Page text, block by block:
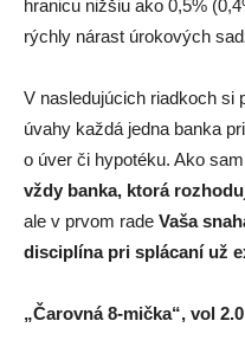
hranicu nižšiu ako 0,5%
rýchly nárast úrokových
V nasledujúcich riadkoch si
úvahy každá jedna banka
o úver či hypotéku. Ako
vždy banka, ktorá
ale v prvom rade Vaša
disciplína pri splácaní už
„Čarovná 8-mička“, vol 2.0